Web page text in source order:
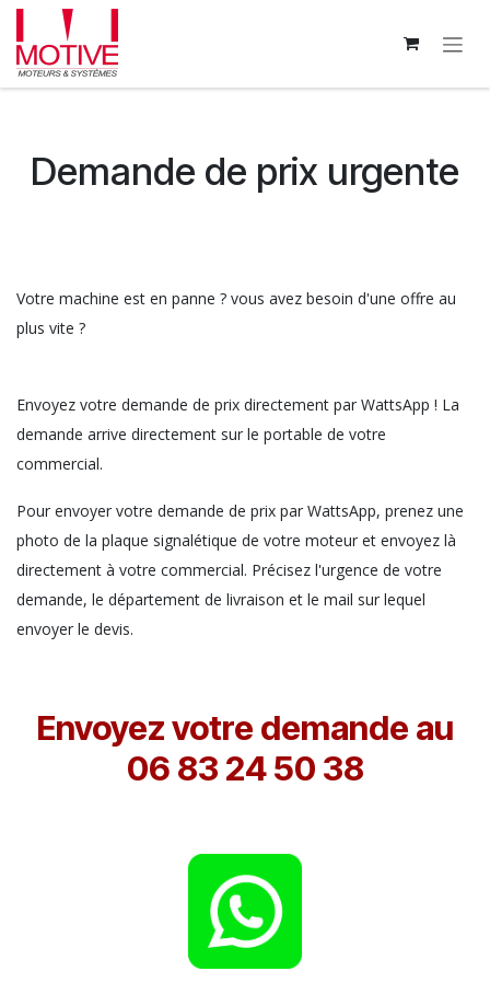
Se rendre au contenu
Demande de prix urgente
Votre machine est en panne ? vous avez besoin d'une offre au
plus vite ?
Envoyez votre demande de prix directement par WattsApp ! La
demande arrive directement sur le portable de votre
commercial.
Pour envoyer votre demande de prix par WattsApp, prenez une
photo de la plaque signalétique de votre moteur et envoyez là
directement à votre commercial. Précisez l'urgence de votre
demande, le département de livraison et le mail sur lequel
envoyer le devis.
Envoyez votre demande au
06 83 24 50 38